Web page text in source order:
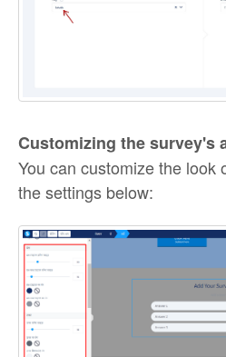
Customizing the survey's
You can customize the look
the settings below: